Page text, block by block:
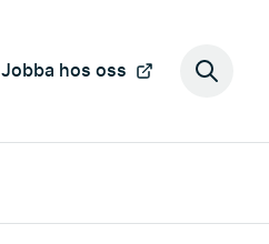
Jobba hos oss
Sök